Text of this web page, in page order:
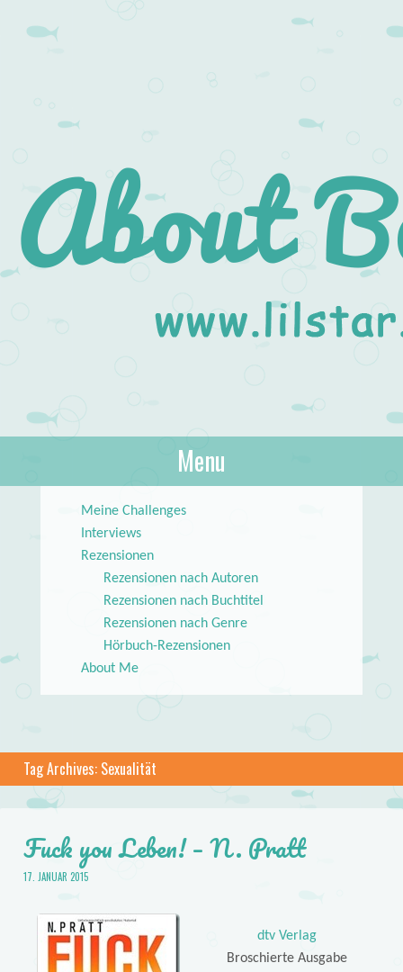
About Books
lilstar.de
Menu
Meine Challenges
Interviews
Rezensionen
Rezensionen nach Autoren
Rezensionen nach Buchtitel
Rezensionen nach Genre
Hörbuch-Rezensionen
About Me
Tag Archives: Sexualität
Fuck you Leben! – N. Pratt
17. JANUAR 2015
dtv Verlag
Broschierte Ausgabe